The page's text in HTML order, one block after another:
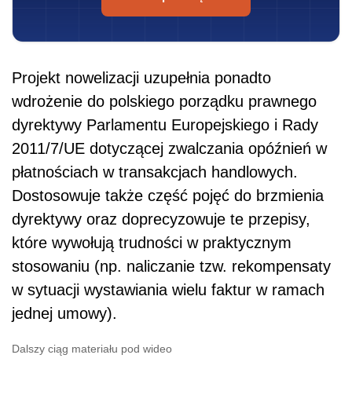
Projekt nowelizacji uzupełnia ponadto
wdrożenie do polskiego porządku prawnego
dyrektywy Parlamentu Europejskiego i Rady
2011/7/UE dotyczącej zwalczania opóźnień w
płatnościach w transakcjach handlowych.
Dostosowuje także część pojęć do brzmienia
dyrektywy oraz doprecyzowuje te przepisy,
które wywołują trudności w praktycznym
stosowaniu (np. naliczanie tzw. rekompensaty
w sytuacji wystawiania wielu faktur w ramach
jednej umowy).
Dalszy ciąg materiału pod wideo